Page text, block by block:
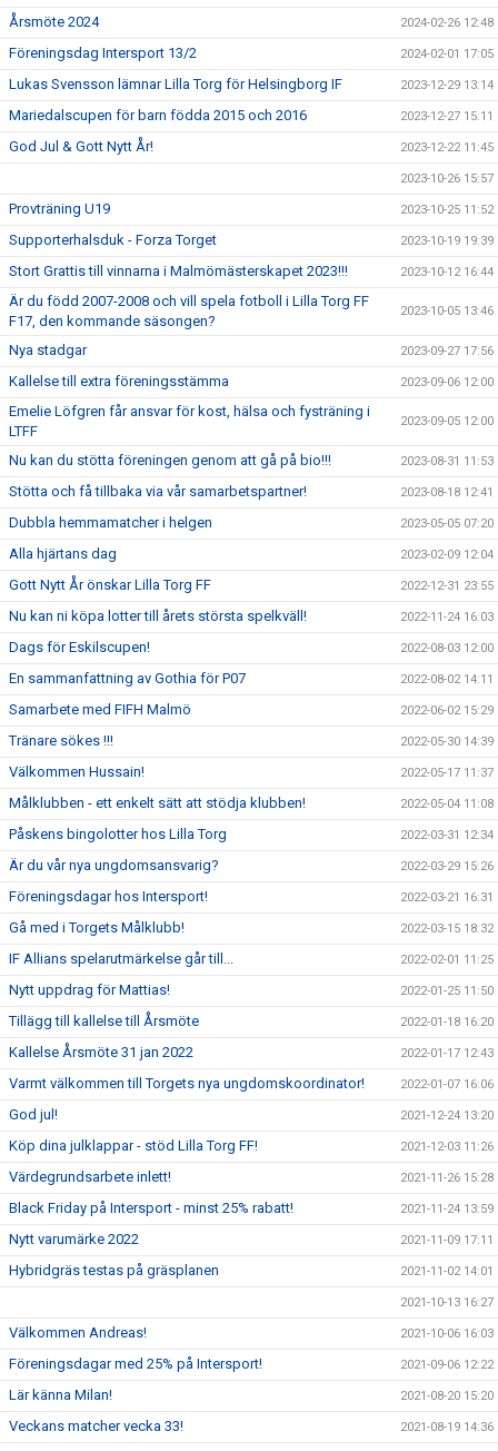
Årsmöte 2024 2024-02-26 12:48
Föreningsdag Intersport 13/2 2024-02-01 17:05
Lukas Svensson lämnar Lilla Torg för Helsingborg IF 2023-12-29 13:14
Mariedalscupen för barn födda 2015 och 2016 2023-12-27 15:11
God Jul & Gott Nytt År! 2023-12-22 11:45
2023-10-26 15:57
Provträning U19 2023-10-25 11:52
Supporterhalsduk - Forza Torget 2023-10-19 19:39
Stort Grattis till vinnarna i Malmömästerskapet 2023!!! 2023-10-12 16:44
Är du född 2007-2008 och vill spela fotboll i Lilla Torg FF
F17, den kommande säsongen?
2023-10-05 13:46
Nya stadgar 2023-09-27 17:56
Kallelse till extra föreningsstämma 2023-09-06 12:00
Emelie Löfgren får ansvar för kost, hälsa och fysträning i
LTFF
2023-09-05 12:00
Nu kan du stötta föreningen genom att gå på bio!!! 2023-08-31 11:53
Stötta och få tillbaka via vår samarbetspartner! 2023-08-18 12:41
Dubbla hemmamatcher i helgen 2023-05-05 07:20
Alla hjärtans dag 2023-02-09 12:04
Gott Nytt År önskar Lilla Torg FF 2022-12-31 23:55
Nu kan ni köpa lotter till årets största spelkväll! 2022-11-24 16:03
Dags för Eskilscupen! 2022-08-03 12:00
En sammanfattning av Gothia för P07 2022-08-02 14:11
Samarbete med FIFH Malmö 2022-06-02 15:29
Tränare sökes !!! 2022-05-30 14:39
Välkommen Hussain! 2022-05-17 11:37
Målklubben - ett enkelt sätt att stödja klubben! 2022-05-04 11:08
Påskens bingolotter hos Lilla Torg 2022-03-31 12:34
Är du vår nya ungdomsansvarig? 2022-03-29 15:26
Föreningsdagar hos Intersport! 2022-03-21 16:31
Gå med i Torgets Målklubb! 2022-03-15 18:32
IF Allians spelarutmärkelse går till... 2022-02-01 11:25
Nytt uppdrag för Mattias! 2022-01-25 11:50
Tillägg till kallelse till Årsmöte 2022-01-18 16:20
Kallelse Årsmöte 31 jan 2022 2022-01-17 12:43
Varmt välkommen till Torgets nya ungdomskoordinator! 2022-01-07 16:06
God jul! 2021-12-24 13:20
Köp dina julklappar - stöd Lilla Torg FF! 2021-12-03 11:26
Värdegrundsarbete inlett! 2021-11-26 15:28
Black Friday på Intersport - minst 25% rabatt! 2021-11-24 13:59
Nytt varumärke 2022 2021-11-09 17:11
Hybridgräs testas på gräsplanen 2021-11-02 14:01
2021-10-13 16:27
Välkommen Andreas! 2021-10-06 16:03
Föreningsdagar med 25% på Intersport! 2021-09-06 12:22
Lär känna Milan! 2021-08-20 15:20
Veckans matcher vecka 33! 2021-08-19 14:36